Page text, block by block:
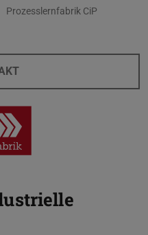
Prozesslernfabrik CiP